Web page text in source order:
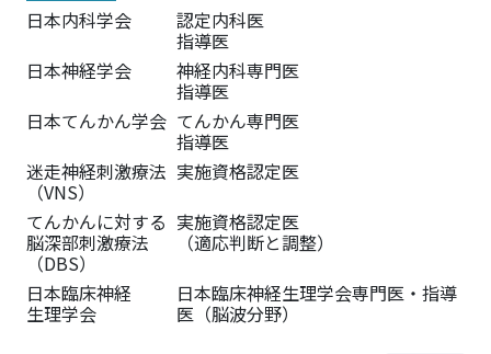
日本内科学会
認定内科医
指導医
日本神経学会
神経内科専門医
指導医
日本てんかん学会 てんかん専門医
指導医
迷走神経刺激療法
（VNS）
実施資格認定医
てんかんに対する
脳深部刺激療法
（DBS）
実施資格認定医
（適応判断と調整）
日本臨床神経
生理学会
日本臨床神経生理学会専門医・ 指導
医 （脳波分野）